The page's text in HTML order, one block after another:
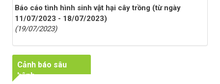
Báo cáo tình hình sinh vật hại cây trồng (từ ngày
11/07/2023 - 18/07/2023)
(19/07/2023)
Cảnh báo sâu
bệnh